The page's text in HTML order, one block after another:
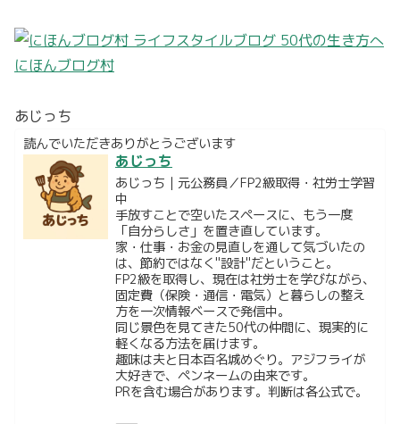
にほんブログ村
あじっち
読んでいただきありがとうございます
あじっち
あじっち｜元公務員／FP2級取得・社労士学習
中
手放すことで空いたスペースに、もう一度
「自分らしさ」を置き直しています。
家・仕事・お金の見直しを通して気づいたの
は、節約ではなく"設計"だということ。
FP2級を取得し、現在は社労士を学びながら、
固定費（保険・通信・電気）と暮らしの整え
方を一次情報ベースで発信中。
同じ景色を見てきた50代の仲間に、現実的に
軽くなる方法を届けます。
趣味は夫と日本百名城めぐり。アジフライが
大好きで、ペンネームの由来です。
PRを含む場合があります。判断は各公式で。